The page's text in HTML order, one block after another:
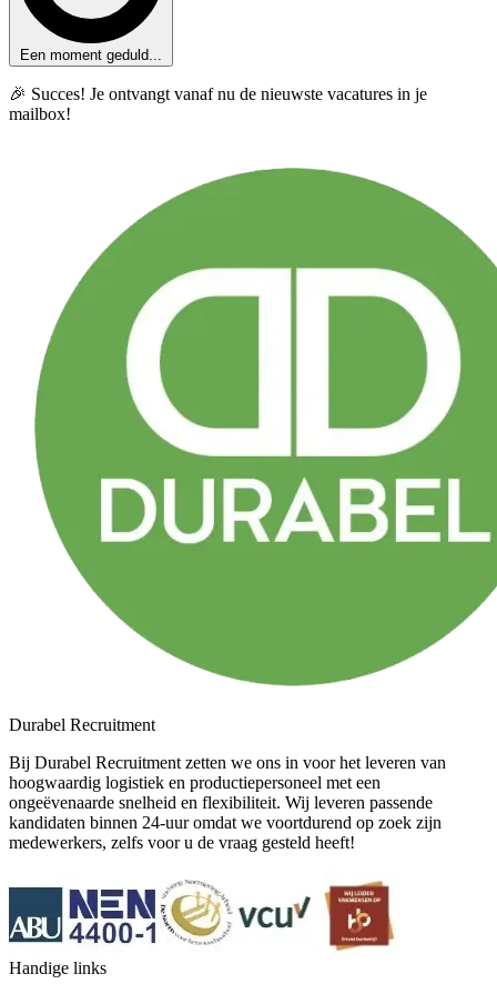
Een moment geduld...
🎉 Succes! Je ontvangt vanaf nu de nieuwste vacatures in je
mailbox!
Durabel Recruitment
Bij Durabel Recruitment zetten we ons in voor het leveren van
hoogwaardig logistiek en productiepersoneel met een
ongeëvenaarde snelheid en flexibiliteit. Wij leveren passende
kandidaten binnen 24-uur omdat we voortdurend op zoek zijn
medewerkers, zelfs voor u de vraag gesteld heeft!
Handige links